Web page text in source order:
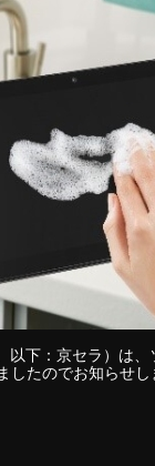
下：京セラ）は
したのでお知らせ